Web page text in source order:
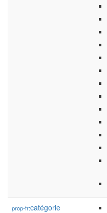
prop-fr:catégorie